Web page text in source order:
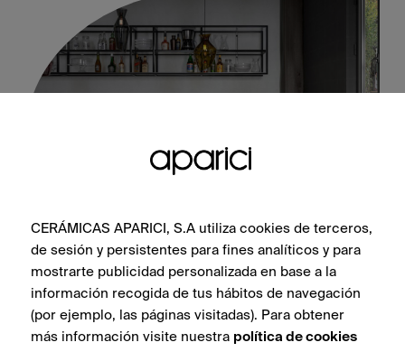
Vienna Urania Natural 60X60
CERÁMICAS APARICI, S.A utiliza cookies de terceros,
de sesión y persistentes para fines analíticos y para
mostrarte publicidad personalizada en base a la
información recogida de tus hábitos de navegación
(por ejemplo, las páginas visitadas). Para obtener
más información visite nuestra política de cookies